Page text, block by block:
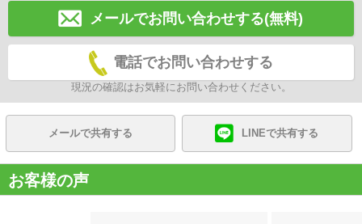
メールでお問い合わせする(無料)
電話でお問い合わせする
現況の確認はお気軽にお問い合わせください。
メールで共有する LINEで共有する
お客様の声